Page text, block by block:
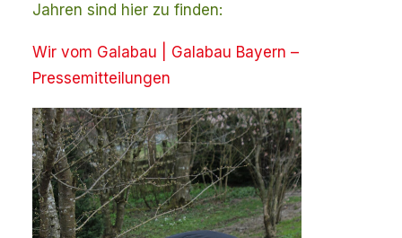
Jahren sind hier zu finden:
Wir vom Galabau | Galabau Bayern –
Pressemitteilungen